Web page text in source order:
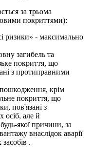
за трьома
покриттями):
ризики» - максимально
загибель та
покриття, що
з протиправними
пошкодження, крім
покриття, що
пов'язані з
осіб, але й
якої причини, за
внаслідок аварії
.